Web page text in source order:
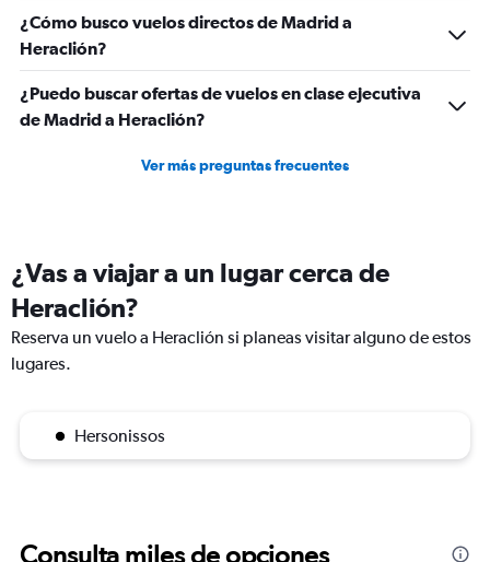
600.
¿Cómo busco vuelos directos de Madrid a
Heraclión?
¿Puedo buscar ofertas de vuelos en clase ejecutiva
de Madrid a Heraclión?
Ver más preguntas frecuentes
¿Vas a viajar a un lugar cerca de
Heraclión?
Reserva un vuelo a Heraclión si planeas visitar alguno de estos
lugares.
Hersonissos
Consulta miles de opciones